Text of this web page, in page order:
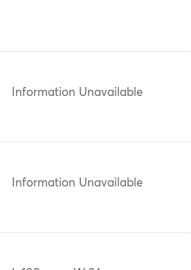
Information Unavailable
Information Unavailable